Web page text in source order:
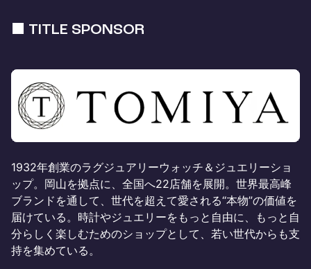
■ TITLE SPONSOR
1932年創業のラグジュアリーウォッチ＆ジュエリーショ
ップ。岡山を拠点に、全国へ22店舗を展開。世界最高峰
ブランドを通して、世代を超えて愛される“本物”の価値を
届けている。時計やジュエリーをもっと自由に、もっと自
分らしく楽しむためのショップとして、若い世代からも支
持を集めている。